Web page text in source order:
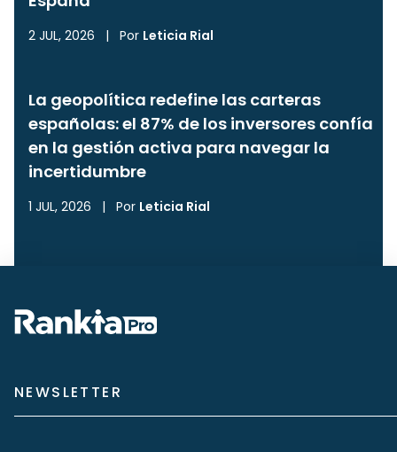
2 JUL, 2026 | Por Leticia Rial
La geopolítica redefine las carteras
españolas: el 87% de los inversores confía
en la gestión activa para navegar la
incertidumbre
1 JUL, 2026 | Por Leticia Rial
NEWSLETTER